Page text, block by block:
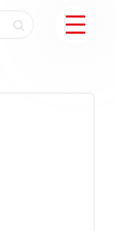
в синей шубке